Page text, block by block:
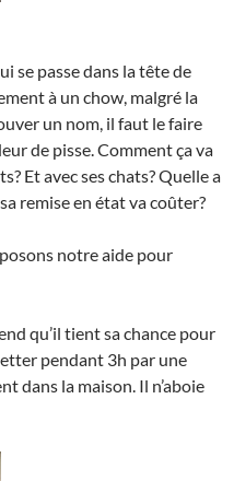
se passe dans la tête de
à un chow, malgré la
un nom, il faut le faire
de pisse. Comment ça va
Et avec ses chats? Quelle a
remise en état va coûter?
notre aide pour
qu’il tient sa chance pour
pendant 3h par une
dans la maison. Il n’aboie